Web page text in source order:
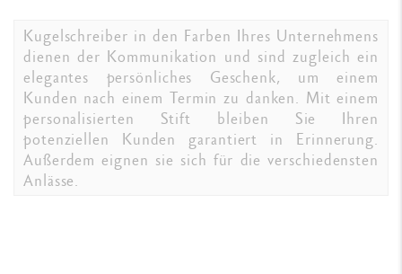
Kugelschreiber in den Farben Ihres Unternehmens
dienen der Kommunikation und sind zugleich ein
elegantes persönliches Geschenk, um einem
Kunden nach einem Termin zu danken. Mit einem
personalisierten Stift bleiben Sie Ihren
potenziellen Kunden garantiert in Erinnerung.
Außerdem eignen sie sich für die verschiedensten
Anlässe.